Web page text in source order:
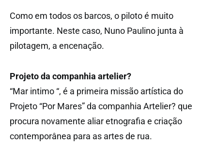
Como em todos os barcos, o piloto é muito
importante. Neste caso, Nuno Paulino junta à
pilotagem, a encenação.
Projeto da companhia artelier?
“Mar intimo “, é a primeira missão artística do
Projeto “Por Mares” da companhia Artelier? que
procura novamente aliar etnografia e criação
contemporânea para as artes de rua.